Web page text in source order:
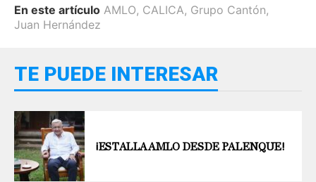
En este artículo AMLO, CALICA, Grupo Cantón,
Juan Hernández
TE PUEDE INTERESAR
¡ESTALLA AMLO DESDE PALENQUE!